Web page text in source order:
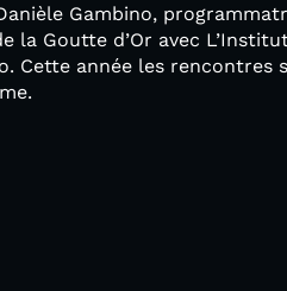
Gambino,
la Goutte d’Or avec
Cette année les rencontres